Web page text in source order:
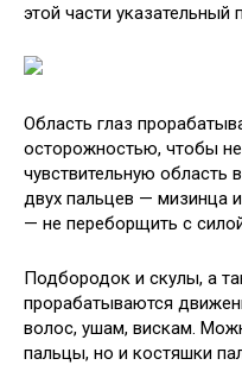
этой части указательный
Область глаз
осторожностью, чтобы
чувствительную область
двух пальцев — мизинца
— не переборщить с
Подбородок и скулы, а
прорабатываются
волос, ушам, вискам.
пальцы, но и костяшки